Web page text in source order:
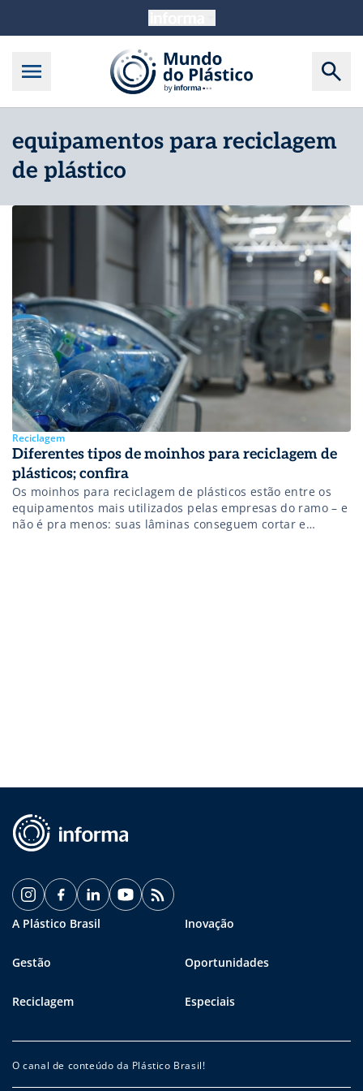
equipamentos para reciclagem
de plástico
Reciclagem
Diferentes tipos de moinhos para reciclagem de
plásticos; confira
Os moinhos para reciclagem de plásticos estão entre os
equipamentos mais utilizados pelas empresas do ramo – e
não é pra menos: suas lâminas conseguem cortar e
A Plástico Brasil Inovação
Gestão Oportunidades
Reciclagem Especiais
O canal de conteúdo da Plástico Brasil!